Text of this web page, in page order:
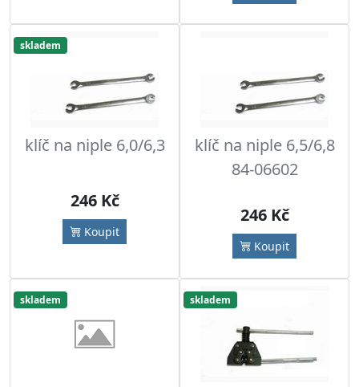
skladem
klíč na niple 6,0/6,3
246 Kč
Koupit
klíč na niple 6,5/6,8
84-06602
246 Kč
Koupit
skladem skladem